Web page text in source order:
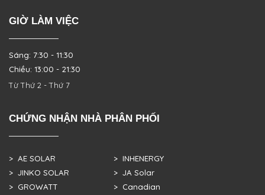
GIỜ LÀM VIỆC
Sáng: 7:30 - 11:30
Chiều: 13:00 - 21:30
Từ Thứ 2 - Thứ 7
CHỨNG NHẬN NHÀ PHÂN PHỐI
> AE SOLAR
> JINKO SOLAR
> GROWATT
> INHENERGY
> JA Solar
> Canadian